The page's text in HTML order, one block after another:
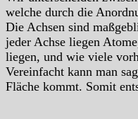
welche durch die
Die Achsen sind
jeder Achse liegen
liegen, und wie viele
Vereinfacht kann man
Fläche kommt. Somit